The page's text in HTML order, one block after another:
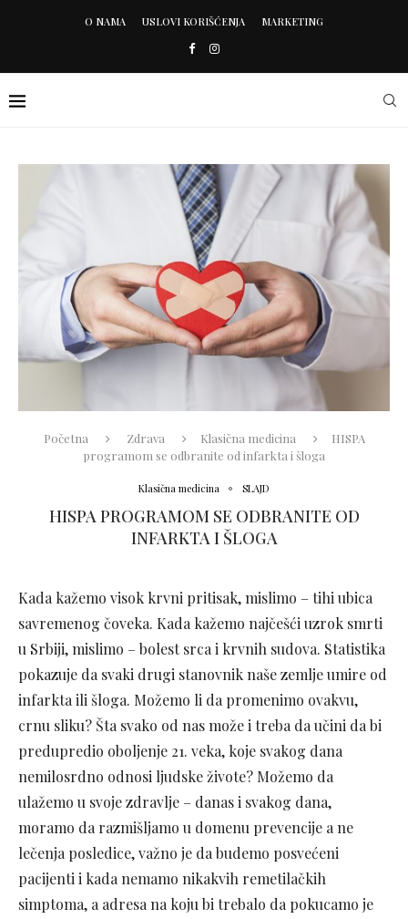
O NAMA USLOVI KORIŠĆENJA MARKETING
Početna Zdrava Klasična medicina
HISPA
programom se odbranite od infarkta i šloga
Klasična medicina SLAJD
HISPA PROGRAMOM SE ODBRANITE OD
INFARKTA I ŠLOGA
Kada kažemo visok krvni pritisak, mislimo – tihi ubica
savremenog čoveka. Kada kažemo najčešći uzrok smrti
u Srbiji, mislimo – bolest srca i krvnih sudova. Statistika
pokazuje da svaki drugi stanovnik naše zemlje umire od
infarkta ili šloga. Možemo li da promenimo ovakvu,
crnu sliku? Šta svako od nas može i treba da učini da bi
predupredio oboljenje 21. veka, koje svakog dana
nemilosrdno odnosi ljudske živote? Možemo da
ulažemo u svoje zdravlje – danas i svakog dana,
moramo da razmišljamo u domenu prevencije a ne
lečenja posledice, važno je da budemo posvećeni
pacijenti i kada nemamo nikakvih remetilačkih
simptoma, a adresa na koju bi trebalo da pokucamo je